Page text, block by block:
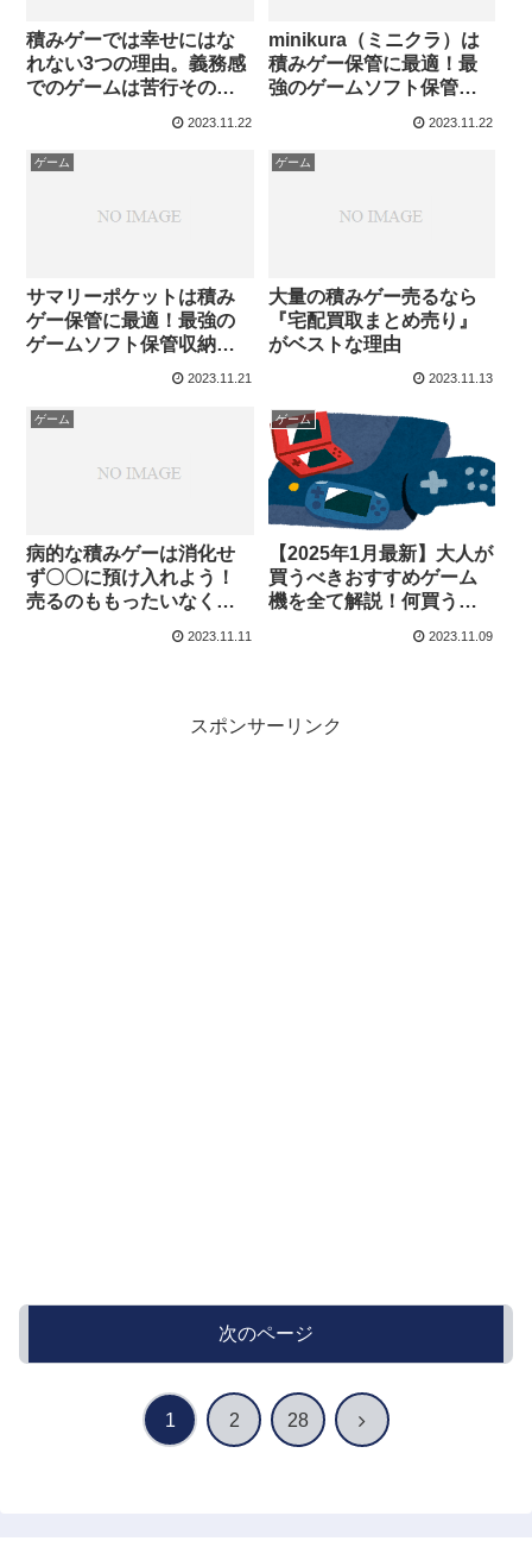
積みゲーでは幸せにはな
れない3つの理由。義務感
でのゲームは苦行そのも
2023.11.22
minikura（ミニクラ）は
積みゲー保管に最適！最
強のゲームソフト保管収
2023.11.22
ゲーム
サマリーポケットは積み
ゲー保管に最適！最強の
ゲームソフト保管収納サ
2023.11.21
ゲーム
大量の積みゲー売るなら
『宅配買取まとめ売り』
がベストな理由
2023.11.13
ゲーム
病的な積みゲーは消化せ
ず〇〇に預け入れよう！
売るのももったいなくて
2023.11.11
ゲーム
【2025年1月最新】大人が
買うべきおすすめゲーム
機を全て解説！何買うか
2023.11.09
スポンサーリンク
次のページ
1 2 28 次